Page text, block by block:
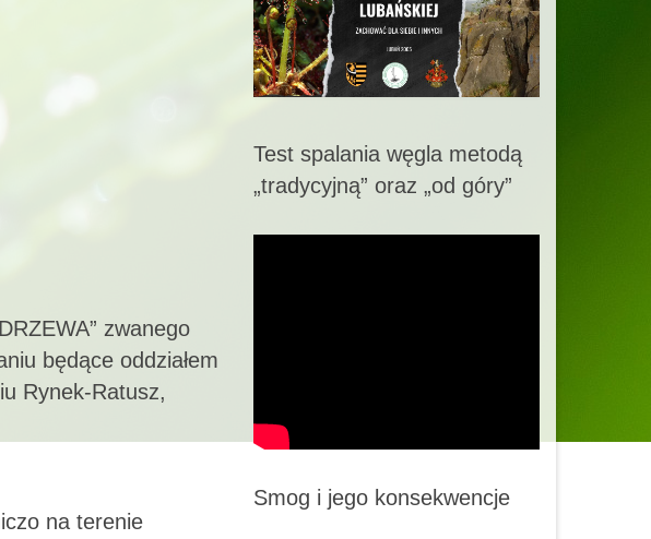
zwanego
będące oddziałem
Rynek-Ratusz,
na terenie
Test spalania węgla metodą
„tradycyjną” oraz „od góry”
Smog i jego konsekwencje